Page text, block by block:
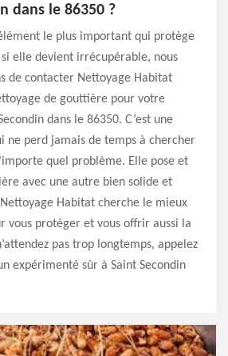
dans le 86350 ?
le plus important qui protège
elle devient irrécupérable, nous
de contacter Nettoyage Habitat
de gouttière pour votre
dans le 86350. C’est une
ne perd jamais de temps à chercher
quel problème. Elle pose et
avec une autre bien solide et
Habitat cherche le mieux
vous protéger et vous offrir aussi la
pas trop longtemps, appelez
expérimenté sûr à Saint Secondin